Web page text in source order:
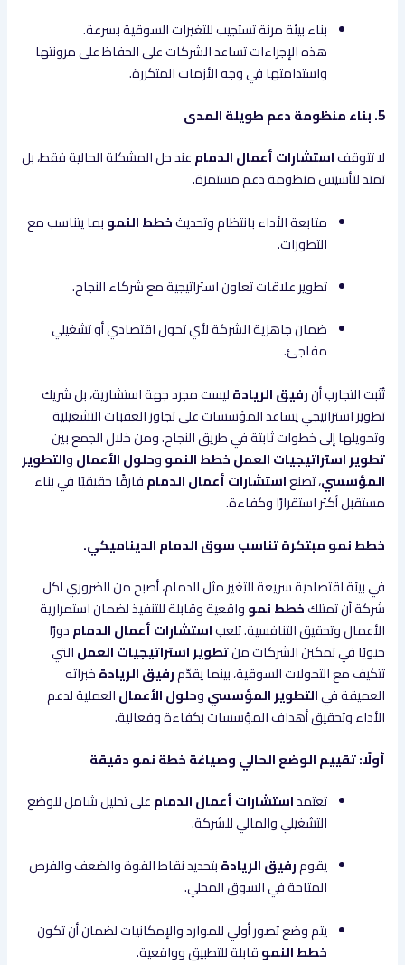
بناء بيئة مرنة تستجيب للتغيرات السوقية بسرعة.
هذه الإجراءات تساعد الشركات على الحفاظ على مرونتها
واستدامتها في وجه الأزمات المتكررة.
5. بناء منظومة دعم طويلة المدى
لا تتوقفاستشارات أعمال الدمامعند حل المشكلة الحالية فقط، بل
تمتد لتأسيس منظومة دعم مستمرة.
متابعة الأداء بانتظام وتحديثخطط النموبما يتناسب مع
التطورات.
تطوير علاقات تعاون استراتيجية مع شركاء النجاح.
ضمان جاهزية الشركة لأي تحول اقتصادي أو تشغيلي
مفاجئ.
تُثبت التجارب أنرفيق الريادةليست مجرد جهة استشارية، بل شريك
تطوير استراتيجي يساعد المؤسسات على تجاوز العقبات التشغيلية
وتحويلها إلى خطوات ثابتة في طريق النجاح. ومن خلال الجمع بين
تطوير استراتيجيات العمل خطط النمووحلول الأعمالوالتطوير
المؤسسي، تصنعاستشارات أعمال الدمامفارقًا حقيقيًا في بناء
مستقبل أكثر استقرارًا وكفاءة.
خطط نمو مبتكرة تناسب سوق الدمام الديناميكي.
في بيئة اقتصادية سريعة التغير مثل الدمام، أصبح من الضروري لكل
شركة أن تمتلكخطط نموواقعية وقابلة للتنفيذ لضمان استمرارية
الأعمال وتحقيق التنافسية. تلعباستشارات أعمال الدمامدورًا
حيويًا في تمكين الشركات منتطوير استراتيجيات العملالتي
تتكيف مع التحولات السوقية، بينما يقدّمرفيق الريادةخبراته
العميقة فيالتطوير المؤسسيوحلول الأعمالالعملية لدعم
الأداء وتحقيق أهداف المؤسسات بكفاءة وفعالية.
أولًا: تقييم الوضع الحالي وصياغة خطة نمو دقيقة
تعتمداستشارات أعمال الدمامعلى تحليل شامل للوضع
التشغيلي والمالي للشركة.
يقومرفيق الريادةبتحديد نقاط القوة والضعف والفرص
المتاحة في السوق المحلي.
يتم وضع تصور أولي للموارد والإمكانيات لضمان أن تكون
خطط النموقابلة للتطبيق وواقعية.